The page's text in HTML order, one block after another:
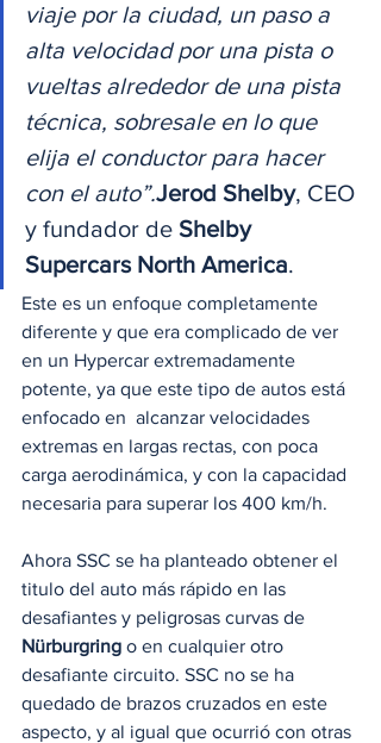
viaje por la ciudad, un paso a
alta velocidad por una pista o
vueltas alrededor de una pista
técnica, sobresale en lo que
elija el conductor para hacer
con el auto”.Jerod Shelby, CEO
y fundador de Shelby
Supercars North America.
Este es un enfoque completamente
diferente y que era complicado de ver
en un Hypercar extremadamente
potente, ya que este tipo de autos está
enfocado en  alcanzar velocidades
extremas en largas rectas, con poca
carga aerodinámica, y con la capacidad
necesaria para superar los 400 km/h.
Ahora SSC se ha planteado obtener el
titulo del auto más rápido en las
desafiantes y peligrosas curvas de
Nürburgring o en cualquier otro
desafiante circuito. SSC no se ha
quedado de brazos cruzados en este
aspecto, y al igual que ocurrió con otras